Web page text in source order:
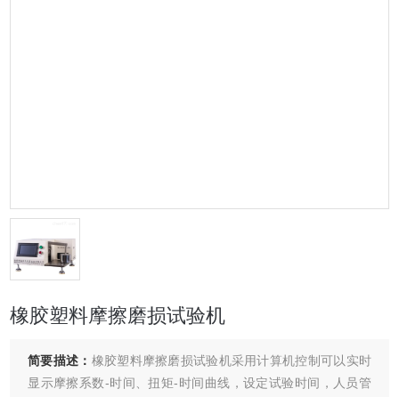
橡胶塑料摩擦磨损试验机
简要描述： 橡胶塑料摩擦磨损试验机采用计算机控制可以实时
显示摩擦系数-时间、扭矩-时间曲线，设定试验时间，人员管